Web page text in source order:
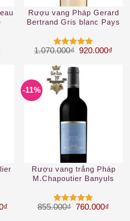
395.000₫.
Giá hiện tại là: 350.000₫.
Rượu vang Pháp Gerard
Bertrand Gris blanc Pays
Được xếp
sao
1.070.000₫ Giá gốc là:
920.000₫
1.680.000₫.
₫ Giá hiện tại là: 1.560.000₫.
-11%
Rượu vang trắng Pháp
M.Chapoutier Banyuls
Được xếp
855.000₫ Giá gốc là:
760.000₫